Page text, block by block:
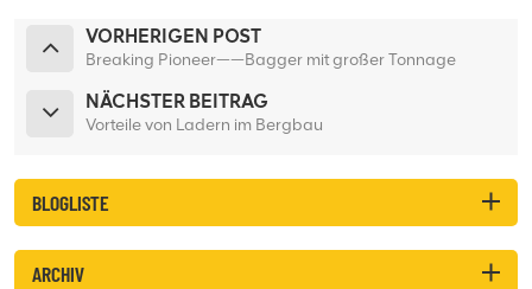
VORHERIGEN POST
Breaking Pioneer——Bagger mit großer Tonnage
NÄCHSTER BEITRAG
Vorteile von Ladern im Bergbau
BLOGLISTE
ARCHIV